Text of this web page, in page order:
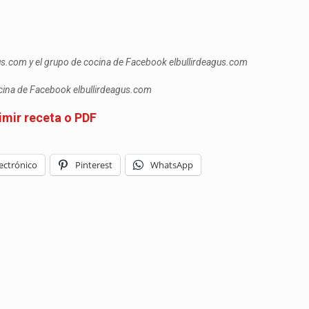
y el grupo de cocina de Facebook elbullirdeagus.com
de Facebook elbullirdeagus.com
receta o PDF
Pinterest WhatsApp